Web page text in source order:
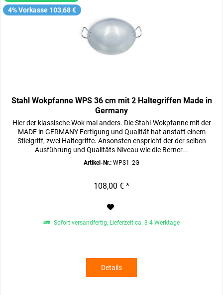
4% Vorkasse 103,68 €
Stahl Wokpfanne WPS 36 cm mit 2 Haltegriffen Made in
Germany
Hier der klassische Wok mal anders. Die Stahl-Wokpfanne mit der
MADE in GERMANY Fertigung und Qualität hat anstatt einem
Stielgriff, zwei Haltegriffe. Ansonsten enspricht der der selben
Ausführung und Qualitäts-Niveau wie die Berner...
Artikel-Nr.: WPS1_2G
108,00 € *
Sofort versandfertig, Lieferzeit ca. 3-4 Werktage
Details